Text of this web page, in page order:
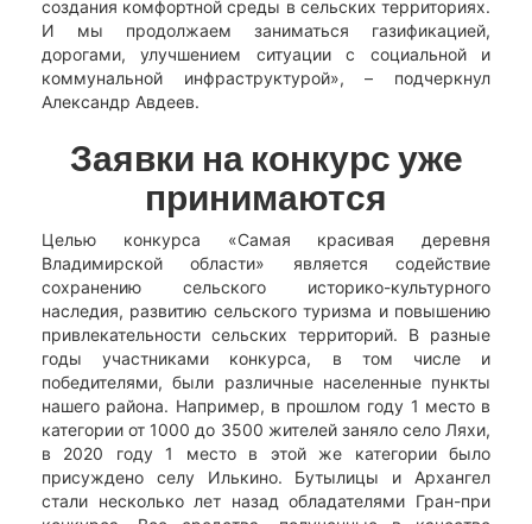
создания комфортной среды в сельских территориях.
И мы продолжаем заниматься газификацией,
дорогами, улучшением ситуации с социальной и
коммунальной инфраструктурой», – подчеркнул
Александр Авдеев.
Заявки на конкурс уже
принимаются
Целью конкурса «Самая красивая деревня
Владимирской области» является содействие
сохранению сельского историко-культурного
наследия, развитию сельского туризма и повышению
привлекательности сельских территорий. В разные
годы участниками конкурса, в том числе и
победителями, были различные населенные пункты
нашего района. Например, в прошлом году 1 место в
категории от 1000 до 3500 жителей заняло село Ляхи,
в 2020 году 1 место в этой же категории было
присуждено селу Илькино. Бутылицы и Архангел
стали несколько лет назад обладателями Гран-при